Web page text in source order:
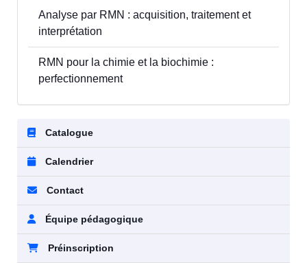
Analyse par RMN : acquisition, traitement et
interprétation
RMN pour la chimie et la biochimie :
perfectionnement
Catalogue
Calendrier
Contact
Équipe pédagogique
Préinscription